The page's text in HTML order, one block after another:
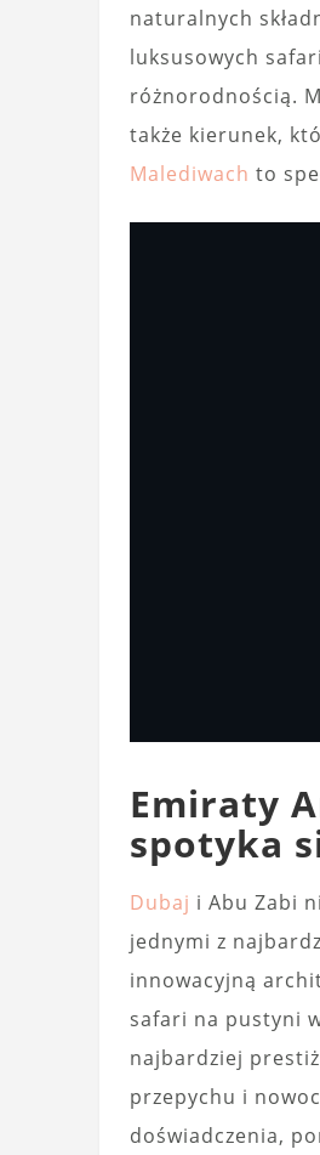
naturalnych
luksusowych
różnorodnością.
także kierunek,
Malediwach to
Emiraty
spotyka
Dubaj i Abu Zabi
jednymi z
innowacyjną
safari na pustyni
najbardziej
przepychu i
doświadczenia,